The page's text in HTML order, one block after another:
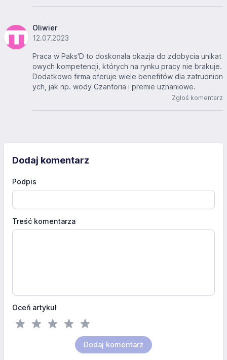
Oliwier
12.07.2023
Praca w Paks'D to doskonała okazja do zdobycia unikat
owych kompetencji, których na rynku pracy nie brakuje.
Dodatkowo firma oferuje wiele benefitów dla zatrudnion
ych, jak np. wody Czantoria i premie uznaniowe.
Zgłoś komentarz
Dodaj komentarz
Podpis
Treść komentarza
Oceń artykuł
Dodaj komentarz